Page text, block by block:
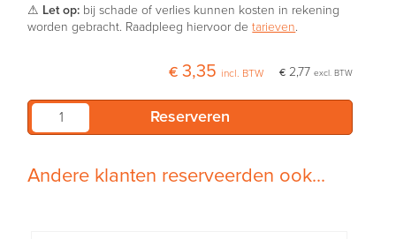
⚠ Let op: bij schade of verlies kunnen kosten in rekening
worden gebracht. Raadpleeg hiervoor detarieven.
€ 2,77 excl. BTW
€ 3,35 incl. BTW
Andere klanten reserveerden ook...